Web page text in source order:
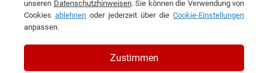
Positionierung mit XING und
LinkedIn - Der Expertenstatus
unseren Datenschutzhinweisen. Sie können die Verwendung von
Cookies ablehnen oder jederzeit über die Cookie-Einstellungen
anpassen.
Zustimmen